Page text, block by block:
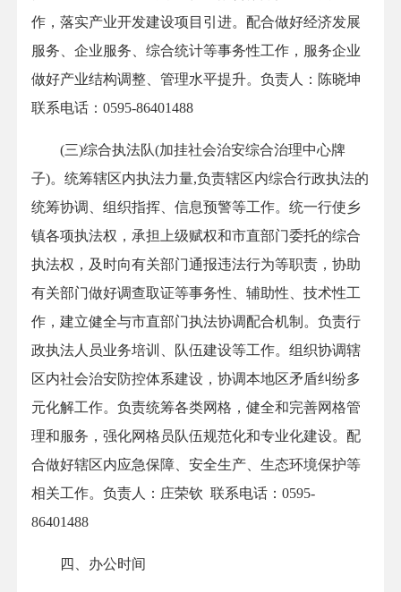
作，落实产业开发建设项目引进。配合做好经济发展
服务、企业服务、综合统计等事务性工作，服务企业
做好产业结构调整、管理水平提升。负责人：陈晓坤
联系电话：0595-86401488
(三)综合执法队(加挂社会治安综合治理中心牌
子)。统筹辖区内执法力量,负责辖区内综合行政执法的
统筹协调、组织指挥、信息预警等工作。统一行使乡
镇各项执法权，承担上级赋权和市直部门委托的综合
执法权，及时向有关部门通报违法行为等职责，协助
有关部门做好调查取证等事务性、辅助性、技术性工
作，建立健全与市直部门执法协调配合机制。负责行
政执法人员业务培训、队伍建设等工作。组织协调辖
区内社会治安防控体系建设，协调本地区矛盾纠纷多
元化解工作。负责统筹各类网格，健全和完善网格管
理和服务，强化网格员队伍规范化和专业化建设。配
合做好辖区内应急保障、安全生产、生态环境保护等
相关工作。负责人：庄荣钦 联系电话：0595-
86401488
四、办公时间